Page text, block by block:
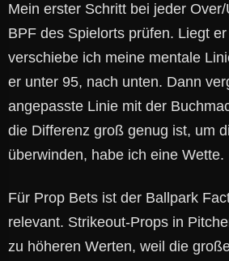
Mein erster Schritt bei jeder
BPF des Spielorts prüfen. Liegt
verschiebe ich meine mentale
er unter 95, nach unten. Dann
angepasste Linie mit der
die Differenz groß genug ist, um
überwinden, habe ich eine Wette.
Für Prop Bets ist der Ballpark
relevant. Strikeout-Props in
zu höheren Werten, weil die